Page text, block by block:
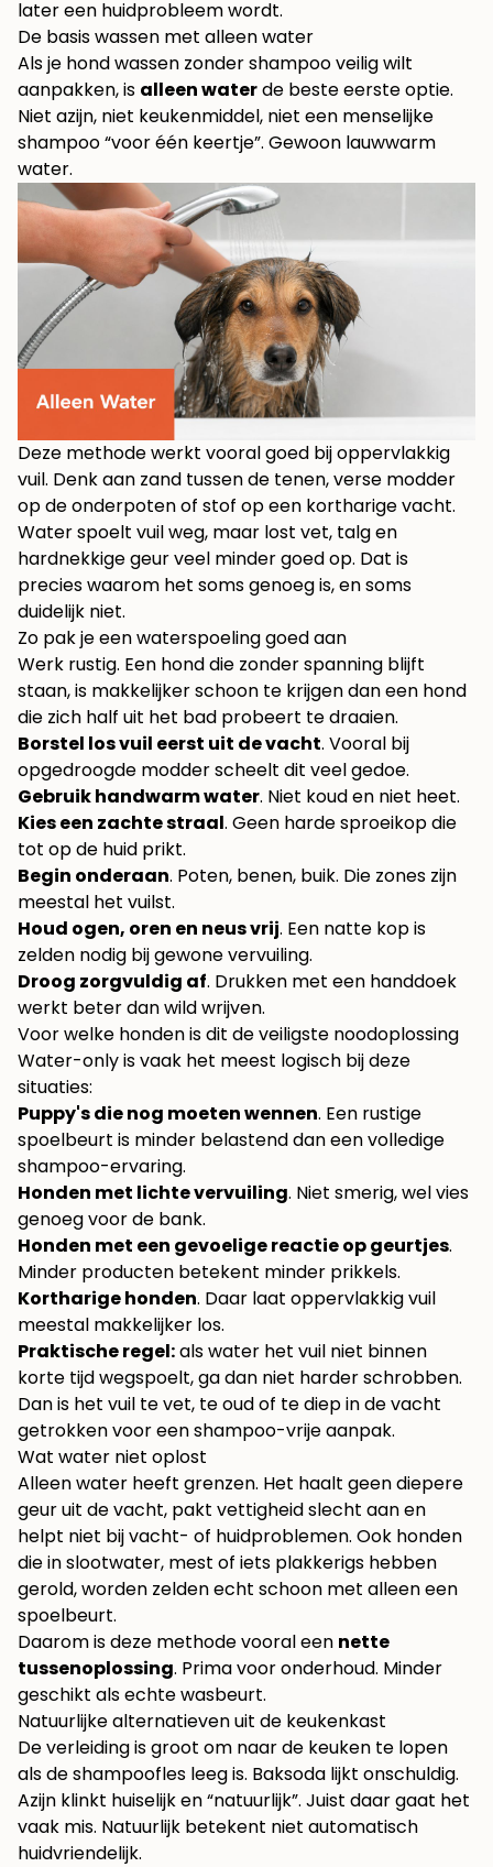
later een huidprobleem wordt.
De basis wassen met alleen water
Als je hond wassen zonder shampoo veilig wilt
aanpakken, is alleen waterde beste eerste optie.
Niet azijn, niet keukenmiddel, niet een menselijke
shampoo “voor één keertje”. Gewoon lauwwarm
water.
Deze methode werkt vooral goed bij oppervlakkig
vuil. Denk aan zand tussen de tenen, verse modder
op de onderpoten of stof op een kortharige vacht.
Water spoelt vuil weg, maar lost vet, talg en
hardnekkige geur veel minder goed op. Dat is
precies waarom het soms genoeg is, en soms
duidelijk niet.
Zo pak je een waterspoeling goed aan
Werk rustig. Een hond die zonder spanning blijft
staan, is makkelijker schoon te krijgen dan een hond
die zich half uit het bad probeert te draaien.
Borstel los vuil eerst uit de vacht. Vooral bij
opgedroogde modder scheelt dit veel gedoe.
Gebruik handwarm water. Niet koud en niet heet.
Kies een zachte straal. Geen harde sproeikop die
tot op de huid prikt.
Begin onderaan. Poten, benen, buik. Die zones zijn
meestal het vuilst.
Houd ogen, oren en neus vrij. Een natte kop is
zelden nodig bij gewone vervuiling.
Droog zorgvuldig af. Drukken met een handdoek
werkt beter dan wild wrijven.
Voor welke honden is dit de veiligste noodoplossing
Water-only is vaak het meest logisch bij deze
situaties:
Puppy's die nog moeten wennen. Een rustige
spoelbeurt is minder belastend dan een volledige
shampoo-ervaring.
Honden met lichte vervuiling. Niet smerig, wel vies
genoeg voor de bank.
Honden met een gevoelige reactie op geurtjes.
Minder producten betekent minder prikkels.
Kortharige honden. Daar laat oppervlakkig vuil
meestal makkelijker los.
Praktische regel:als water het vuil niet binnen
korte tijd wegspoelt, ga dan niet harder schrobben.
Dan is het vuil te vet, te oud of te diep in de vacht
getrokken voor een shampoo-vrije aanpak.
Wat water niet oplost
Alleen water heeft grenzen. Het haalt geen diepere
geur uit de vacht, pakt vettigheid slecht aan en
helpt niet bij vacht- of huidproblemen. Ook honden
die in slootwater, mest of iets plakkerigs hebben
gerold, worden zelden echt schoon met alleen een
spoelbeurt.
Daarom is deze methode vooral een nette
tussenoplossing. Prima voor onderhoud. Minder
geschikt als echte wasbeurt.
Natuurlijke alternatieven uit de keukenkast
De verleiding is groot om naar de keuken te lopen
als de shampoofles leeg is. Baksoda lijkt onschuldig.
Azijn klinkt huiselijk en “natuurlijk”. Juist daar gaat het
vaak mis. Natuurlijk betekent niet automatisch
huidvriendelijk.